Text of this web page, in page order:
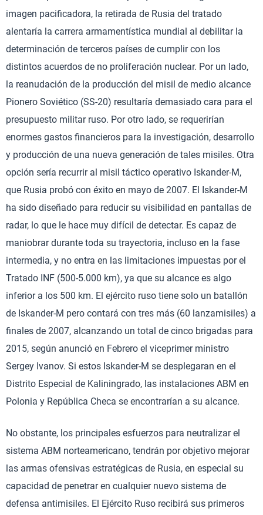
imagen pacificadora, la retirada de Rusia del tratado
alentaría la carrera armamentística mundial al debilitar la
determinación de terceros países de cumplir con los
distintos acuerdos de no proliferación nuclear. Por un lado,
la reanudación de la producción del misil de medio alcance
Pionero Soviético (SS-20) resultaría demasiado cara para el
presupuesto militar ruso. Por otro lado, se requerirían
enormes gastos financieros para la investigación, desarrollo
y producción de una nueva generación de tales misiles. Otra
opción sería recurrir al misil táctico operativo Iskander-M,
que Rusia probó con éxito en mayo de 2007. El Iskander-M
ha sido diseñado para reducir su visibilidad en pantallas de
radar, lo que le hace muy difícil de detectar. Es capaz de
maniobrar durante toda su trayectoria, incluso en la fase
intermedia, y no entra en las limitaciones impuestas por el
Tratado INF (500-5.000 km), ya que su alcance es algo
inferior a los 500 km. El ejército ruso tiene solo un batallón
de Iskander-M pero contará con tres más (60 lanzamisiles) a
finales de 2007, alcanzando un total de cinco brigadas para
2015, según anunció en Febrero el viceprimer ministro
Sergey Ivanov. Si estos Iskander-M se desplegaran en el
Distrito Especial de Kaliningrado, las instalaciones ABM en
Polonia y República Checa se encontrarían a su alcance.
No obstante, los principales esfuerzos para neutralizar el
sistema ABM norteamericano, tendrán por objetivo mejorar
las armas ofensivas estratégicas de Rusia, en especial su
capacidad de penetrar en cualquier nuevo sistema de
defensa antimisiles. El Ejército Ruso recibirá sus primeros